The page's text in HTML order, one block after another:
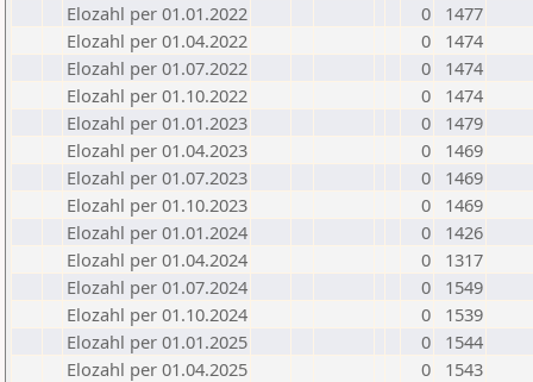
Elozahl per 01.01.2022
0
1477
Elozahl per 01.04.2022
0
1474
Elozahl per 01.07.2022
0
1474
Elozahl per 01.10.2022
0
1474
Elozahl per 01.01.2023
0
1479
Elozahl per 01.04.2023
0
1469
Elozahl per 01.07.2023
0
1469
Elozahl per 01.10.2023
0
1469
Elozahl per 01.01.2024
0
1426
Elozahl per 01.04.2024
0
1317
Elozahl per 01.07.2024
0
1549
Elozahl per 01.10.2024
0
1539
Elozahl per 01.01.2025
0
1544
Elozahl per 01.04.2025
0
1543